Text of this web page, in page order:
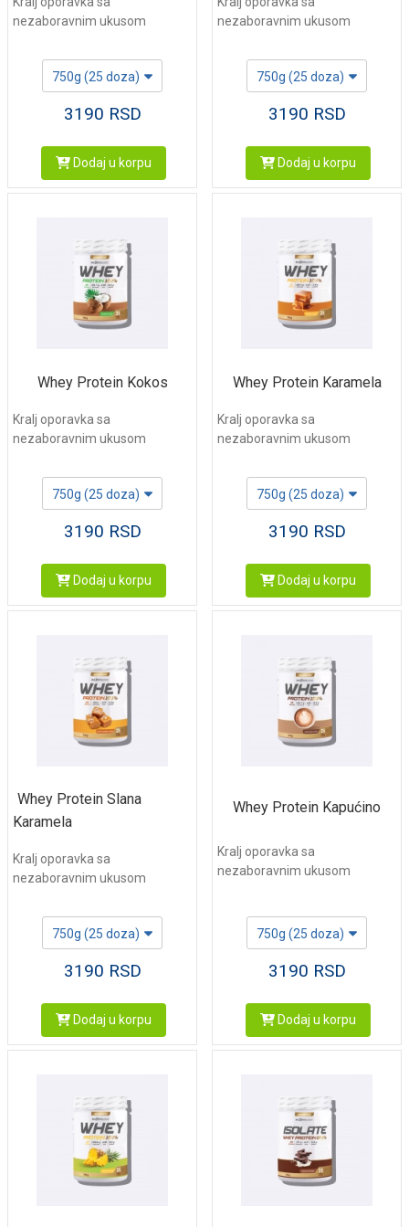
nezaboravnim ukusom
750g (25 doza)
3190 RSD
Dodaj u korpu
nezaboravnim ukusom
750g (25 doza)
3190 RSD
Dodaj u korpu
Whey Protein Kokos
Kralj oporavka sa
nezaboravnim ukusom
750g (25 doza)
3190 RSD
Dodaj u korpu
Whey Protein Karamela
Kralj oporavka sa
nezaboravnim ukusom
750g (25 doza)
3190 RSD
Dodaj u korpu
Whey Protein Slana
Karamela
Kralj oporavka sa
nezaboravnim ukusom
750g (25 doza)
3190 RSD
Dodaj u korpu
Whey Protein Kapućino
Kralj oporavka sa
nezaboravnim ukusom
750g (25 doza)
3190 RSD
Dodaj u korpu